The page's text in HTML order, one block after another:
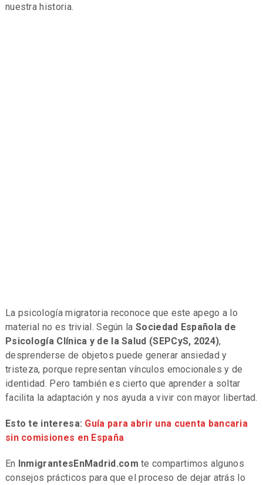
nuestra historia.
La psicología migratoria reconoce que este apego a lo
material no es trivial. Según la Sociedad Española de
Psicología Clínica y de la Salud (SEPCyS, 2024),
desprenderse de objetos puede generar ansiedad y
tristeza, porque representan vínculos emocionales y de
identidad. Pero también es cierto que aprender a soltar
facilita la adaptación y nos ayuda a vivir con mayor libertad.
Esto te interesa: Guía para abrir una cuenta bancaria
sin comisiones en España
En InmigrantesEnMadrid.com te compartimos algunos
consejos prácticos para que el proceso de dejar atrás lo